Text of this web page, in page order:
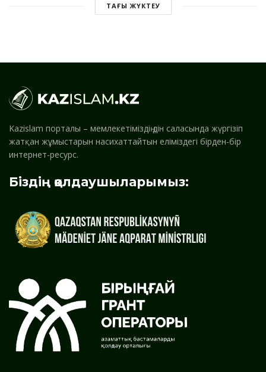
ТАҒЫ ЖҮКТЕУ
Kazislam порталы – мемлекетіміздің дін саласында жүргізіп
жатқан жұмыстарын насихаттайтын еліміздегі бірден-бір
интернет-ресурс.
Біздің қолдаушыларымыз: